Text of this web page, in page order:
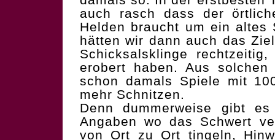
auch rasch dass der
Helden braucht um ein altes
hätten wir dann auch das
Schicksalsklinge
erobert haben. Aus solchen
schon damals Spiele mit
mehr Schnitzen.
Denn dummerweise gibt
Angaben wo das Schwert
von Ort zu Ort tingeln,